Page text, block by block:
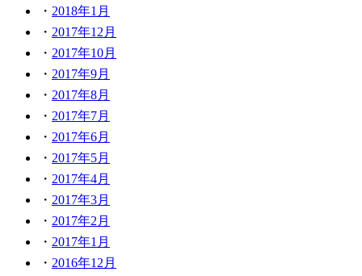
2018年1月
2017年12月
2017年10月
2017年9月
2017年8月
2017年7月
2017年6月
2017年5月
2017年4月
2017年3月
2017年2月
2017年1月
2016年12月